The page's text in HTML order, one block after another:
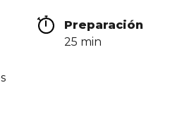
Preparación
25 min